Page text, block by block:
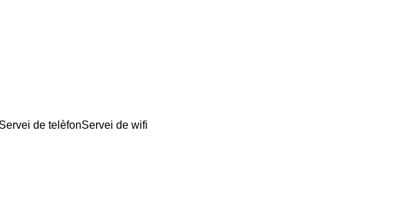
Servei de telèfonServei de wifi